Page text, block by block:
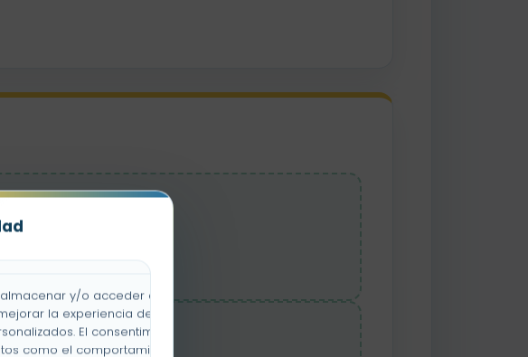
y/o acceder a la
la experiencia de
El consentimiento
como el comportamiento
Primero
Después